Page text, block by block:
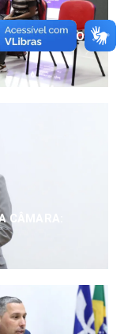
SERRANO,
CÂMARA: